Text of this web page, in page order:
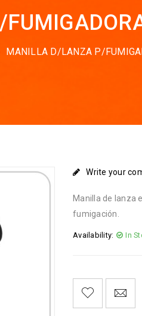
MANILLA D/LANZA P/
Write your
Manilla de lanza
fumigación.
Availability: In